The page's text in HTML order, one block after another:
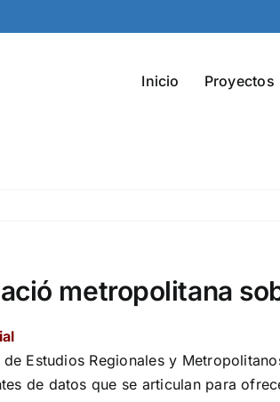
Inicio Proyectos
metropolitana
de Estudios Regionales y
de datos que se articulan para